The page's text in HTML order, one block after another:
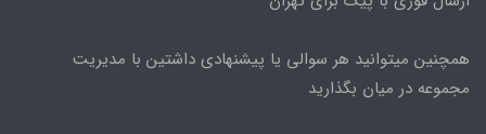
همچنین میتوانید هر سوالی یا پیشنهادی داشتین با مدیریت
مجموعه در میان بگذارید